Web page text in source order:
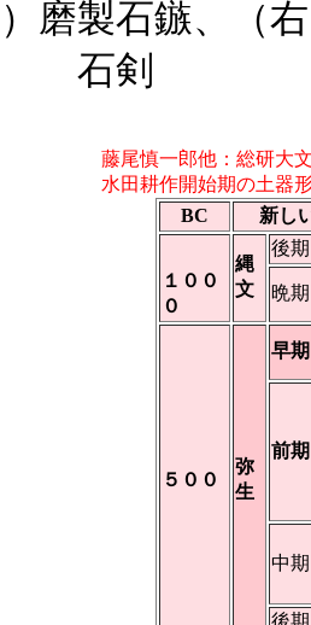
）磨製石鏃、（
石剣
藤尾慎一郎他：総研大
水田耕作開始期の土器
BC
新し
１００
０
縄
文
後期
晩期
５００
弥
生
早期
前
中期
後期